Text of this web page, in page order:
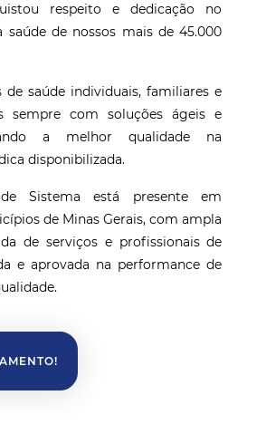
respeito e dedicação no
saúde de nossos mais de 45.000
de saúde individuais, familiares e
sempre com soluções ágeis e
a melhor qualidade na
disponibilizada.
Sistema está presente em
de Minas Gerais, com ampla
de serviços e profissionais de
e aprovada na performance de